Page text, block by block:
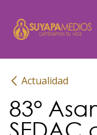
Actualidad
83°
SEDAC